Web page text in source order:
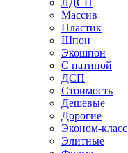
ЛДСП
Массив
Пластик
Шпон
Экошпон
С патиной
ДСП
Стоимость
Дешевые
Дорогие
Эконом-класс
Элитные